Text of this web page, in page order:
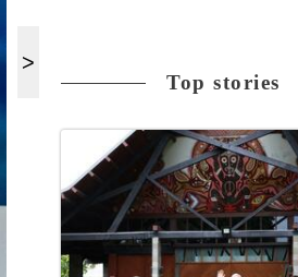
Top stories